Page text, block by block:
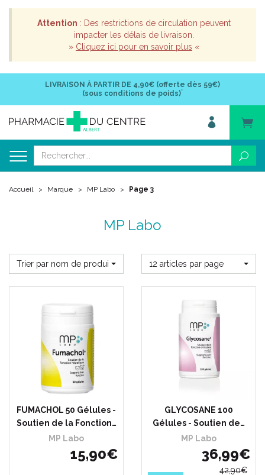
Attention : Des restrictions de circulation peuvent
impacter les délais de livraison.
» Cliquez ici pour en savoir plus «
LIVRAISON À PARTIR DE 4,90€ (offerte dès 59€)
(sous conditions de poids)*
Accueil Marque MP Labo Page 3
MP Labo
Trier par nom de produit 12 articles par page
FUMACHOL 50 Gélules -
Soutien de la Fonction…
MP Labo
15,90€
GLYCOSANE 100
Gélules - Soutien de…
MP Labo
36,99€
42,90€